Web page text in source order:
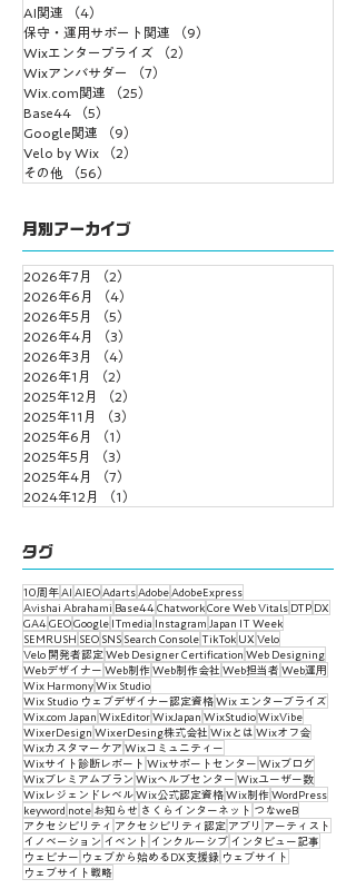
AI関連
（4）
保守・運用サポート関連
（9）
Wixエンタープライズ
（2）
Wixアンバサダー
（7）
Wix.com関連
（25）
Base44
（5）
Google関連
（9）
Velo by Wix
（2）
その他
（56）
月別アーカイブ
2026年7月 （2）
2026年6月
（4）
2026年5月
（5）
2026年4月
（3）
2026年3月
（4）
2026年1月
（2）
2025年12月
（2）
2025年11月
（3）
2025年6月
（1）
2025年5月
（3）
2025年4月
（7）
2024年12月
（1）
タグ
10周年 AI AIEO Adarts Adobe AdobeExpress
Avishai Abrahami Base44 Chatwork Core Web Vitals DTP DX
GA4 GEO Google ITmedia Instagram Japan IT Week
SEMRUSH SEO SNS Search Console TikTok UX Velo
Velo 開発者認定 Web Designer Certification Web Designing
Webデザイナー Web制作 Web制作会社 Web担当者 Web運用
Wix Harmony Wix Studio
Wix Studio ウェブデザイナー認定資格 Wix エンタープライズ
Wix.com Japan WixEditor WixJapan WixStudio WixVibe
WixerDesign WixerDesing株式会社 Wixとは Wixオフ会
Wixカスタマーケア Wixコミュニティー
Wixサイト診断レポート Wixサポートセンター Wixブログ
Wixプレミアムプラン Wixヘルプセンター Wixユーザー数
Wixレジェンドレベル Wix公式認定資格 Wix制作 WordPress
keyword note お知らせ さくらインターネット つなweB
アクセシビリティ アクセシビリティ認定 アプリ アーティスト
イノベーション イベント インクルーシブ インタビュー記事
ウェビナー ウェブから始めるDX支援録 ウェブサイト
ウェブサイト戦略